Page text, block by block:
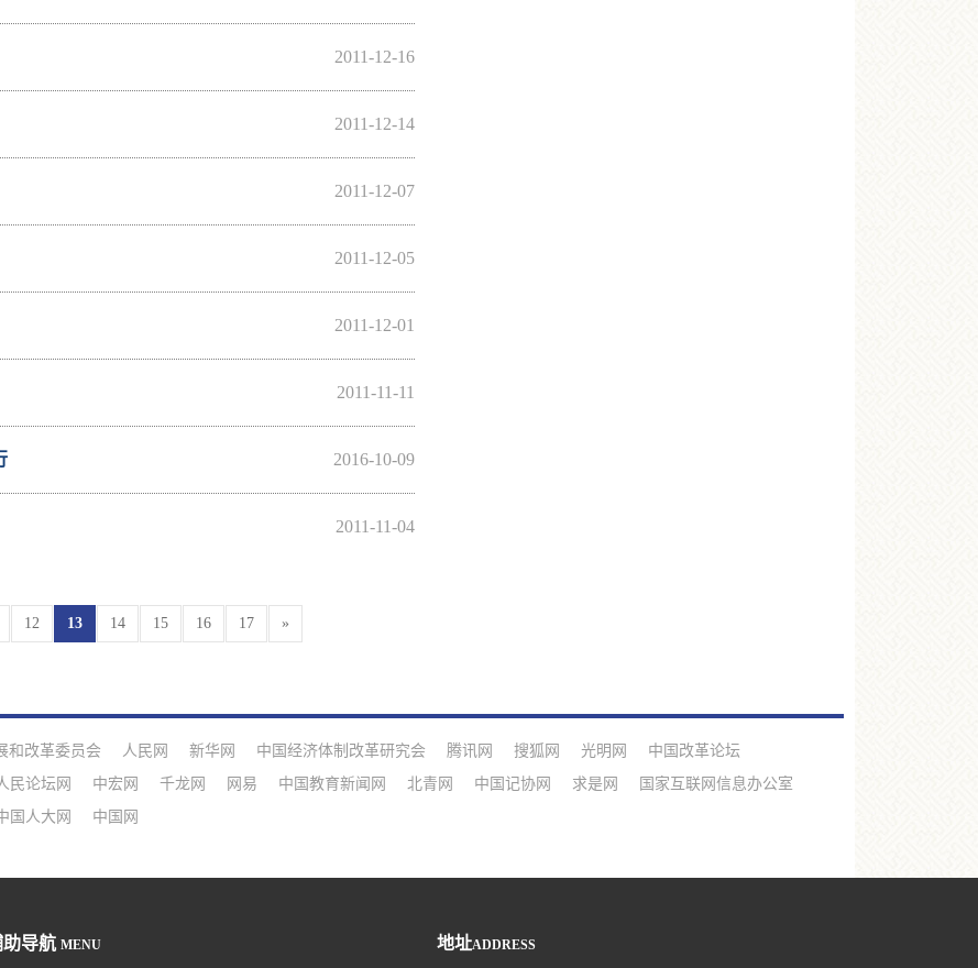
2011-12-16
2011-12-14
2011-12-07
2011-12-05
2011-12-01
2011-11-11
2016-10-09
2011-11-04
12 13 14 15 16 17 »
和改革委员会 人民网 新华网 中国经济体制改革研究会 腾讯网 搜狐网 光明网
中国改革论坛
民论坛网 中宏网 千龙网 网易 中国教育新闻网 北青网 中国记协网 求是网
国家互联网信息办公室
国人大网 中国网
助导航 MENU 地址ADDRESS